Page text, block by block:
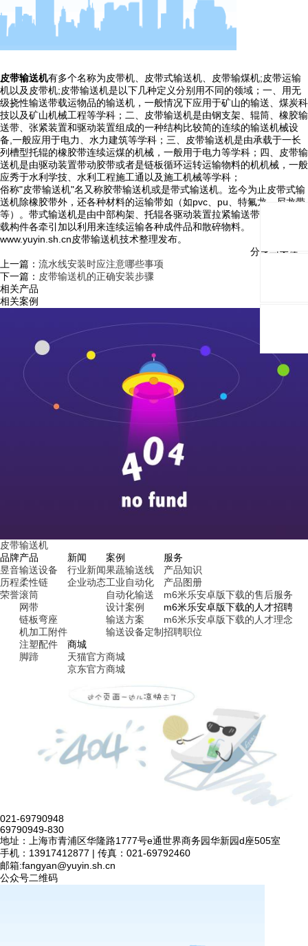
皮带输送机有多个名称为皮带机、皮带式输送机、皮带输煤机;皮带运输
机以及皮带机;皮带输送机是以下几种定义分别用不同的领域；一、用无
级挠性输送带载运物品的输送机，一般情况下应用于矿山的输送、煤炭科
技以及矿山机械工程等学科；二、皮带输送机是由钢支架、辊筒、橡胶输
送带、张紧装置和驱动装置组成的一种结构比较简的连续的输送机械设
备,一般应用于电力、水力建筑等学科；三、皮带输送机是由承载于一长
列槽型托辊的橡胶带连续运煤的机械，一般用于电力等学科；四、皮带输
送机是由驱动装置带动胶带或者是链板循环运转运输物料的机机械，一般
应秀于水利学技、水利工程施工通以及施工机械等学科；
俗称"皮带输送机"名又称胶带输送机或是带式输送机。迄今为止皮带式输
送机除橡胶带外，还各种材料的运输带如（如pvc、pu、特氟龙、尼龙带
等）。带式输送机是由中部构架、托辊各驱动装置拉紧输送带分别用做承
载构件各牵引加以利用来连续运输各种成件品和散碎物料。
www.yuyin.sh.cn皮带输送机技术整理发布。
分享与关注：
上一篇： 流水线安装时应注意哪些事项
下一篇： 皮带输送机的正确安装步骤
相关产品
相关案例
皮带输送机
品牌
昱音
历程
荣誉
产品
输送设备
柔性链
滚筒
网带
链板弯座
机加工附件
注塑配件
脚蹄
新闻
行业新闻
企业动态
案例
果蔬输送线
工业自动化
自动化输送
设计案例
输送方案
输送设备定制
服务
产品知识
产品图册
m6米乐安卓版下载的售后服务
m6米乐安卓版下载的人才招聘
m6米乐安卓版下载的人才理念
招聘职位
商城
天猫官方商城
京东官方商城
021-69790948
69790949-830
地址：上海市青浦区华隆路1777号e通世界商务园华新园d座505室
手机：13917412877 | 传真：021-69792460
邮箱:fangyan@yuyin.sh.cn
公众号二维码